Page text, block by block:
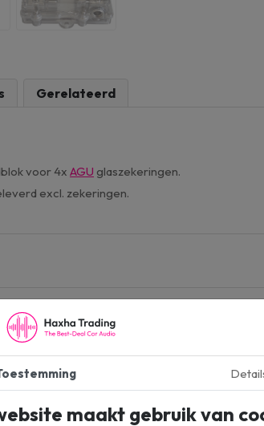
Gerelateerd
voor 4x AGU glaszekeringen.
excl. zekeringen.
maakt gebruik van